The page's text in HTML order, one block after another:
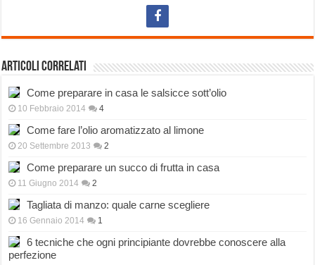
Articoli correlati
Come preparare in casa le salsicce sott’olio
10 Febbraio 2014 4
Come fare l’olio aromatizzato al limone
20 Settembre 2013 2
Come preparare un succo di frutta in casa
11 Giugno 2014 2
Tagliata di manzo: quale carne scegliere
16 Gennaio 2014 1
6 tecniche che ogni principiante dovrebbe conoscere alla
perfezione